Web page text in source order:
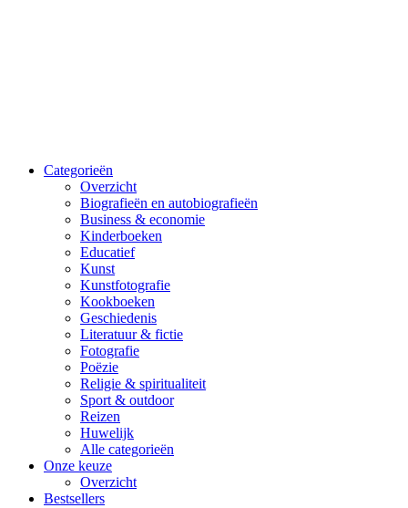
Categorieën
Overzicht
Biografieën en autobiografieën
Business & economie
Kinderboeken
Educatief
Kunst
Kunstfotografie
Kookboeken
Geschiedenis
Literatuur & fictie
Fotografie
Poëzie
Religie & spiritualiteit
Sport & outdoor
Reizen
Huwelijk
Alle categorieën
Onze keuze
Overzicht
Bestsellers